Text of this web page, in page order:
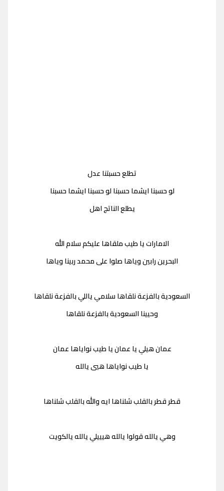
تطلع حسبتنا عدل
لو حسبنا ايشما حسبنا لو حسبنا ايشما حسبنا
يطلع الناتج اهل
الامارات يا طيب ملقاها عليكم سلام الله
البحرين رابين وياها صلوا على محمد ربينا وياها
السعودية بالفزعة نلقاها سلامي ياللي بالفزعة نلقاها
وحيينا السعودية بالفزعة نلقاها
عمان هيلي يا عمان يا طيب نواياها عمان
يا طيب نواياها هيي يالله
قطر قطر بالقلب شلناها ايه والله بالقلب شلناها
وهي يالله قولوا يالله هيييلي يالله يالكويت